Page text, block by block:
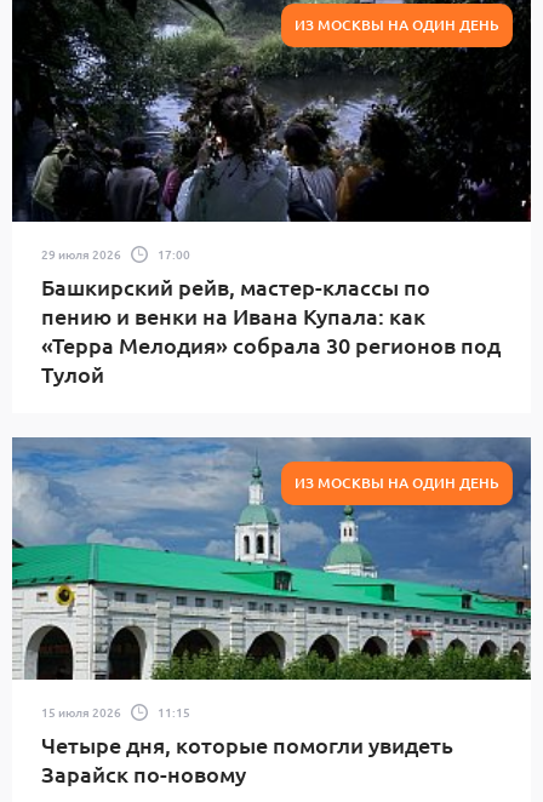
ИГРЫ ИНТЕРНЕТ КИНО
КОСМОС КУЛЬТУРА ЛЕСНЫЕ ПОЖАРЫ
МУЗЫКА НАУКА НЕДВИЖИМОСТЬ
НЕСКУЧНАЯ МОСКВА ОБЩЕСТВО
ПОЛИТИКА ПРОИСШЕСТВИЯ ПУТЕШЕСТВИЯ
РЕЛИГИЯ СПОРТ ТЕАТРЫ ТЕННИС
ТЕХНОЛОГИИ И НАУКА
ШОУ-БИЗНЕС ЭКОЛОГИЯ ЭКОНОМИКА
ВСЕ
ИЗ МОСКВЫ НА ОДИН ДЕНЬ
29 июля 2026 17:00
Башкирский рейв, мастер-классы по
пению и венки на Ивана Купала: как
«Терра Мелодия» собрала 30 регионов под
Тулой
ИЗ МОСКВЫ НА ОДИН ДЕНЬ
15 июля 2026 11:15
Четыре дня, которые помогли увидеть
Зарайск по-новому